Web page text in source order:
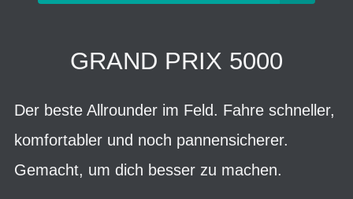
GRAND PRIX 5000
Der beste Allrounder im Feld. Fahre schneller,
komfortabler und noch pannensicherer.
Gemacht, um dich besser zu machen.